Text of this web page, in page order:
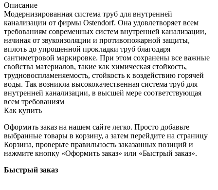
Описание
Модернизированная система труб для внутренней
канализации от фирмы Ostendorf. Она удовлетворяет всем
требованиям современных систем внутренней канализации,
начиная от звукоизоляции и противопожарной защиты,
вплоть до упрощенной прокладки труб благодаря
сантиметровой маркировке. При этом сохранены все важные
свойства материалов, такие как химическая стойкость,
трудновоспламеняемость, стойкость к воздействию горячей
воды. Так возникла высококачественная система труб для
внутренней канализации, в высшей мере соответствующая
всем требованиям
Как купить
Оформить заказ на нашем сайте легко. Просто добавьте
выбранные товары в корзину, а затем перейдите на страницу
Корзина, проверьте правильность заказанных позиций и
нажмите кнопку «Оформить заказ» или «Быстрый заказ».
Быстрый заказ